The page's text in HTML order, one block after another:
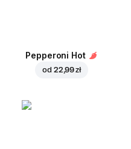
Pepperoni Hot
od 22,99 zł